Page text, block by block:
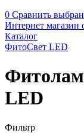
0 Сравнить
Интернет магазин
Каталог
ФитоСвет LED
LED
Фильтр